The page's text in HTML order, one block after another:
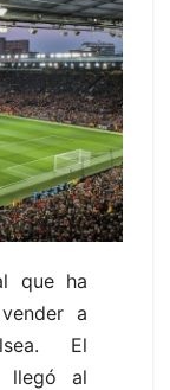
que ha
a
El
llegó al